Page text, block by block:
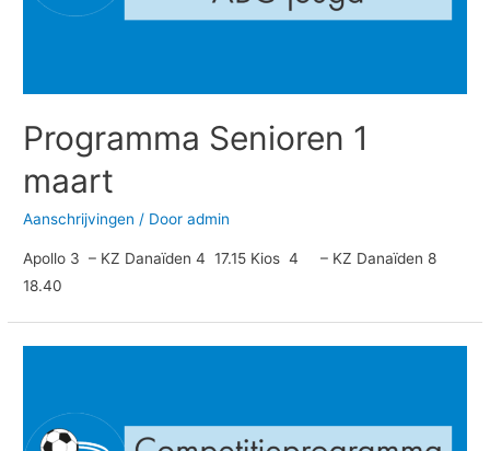
Programma Senioren 1
maart
Aanschrijvingen / Dooradmin
Apollo 3 – KZ Danaïden 4 17.15 Kios 4 – KZ Danaïden 8
18.40
B2